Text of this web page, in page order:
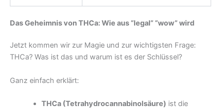
Das Geheimnis von THCa: Wie aus “legal” “wow” wird
Jetzt kommen wir zur Magie und zur wichtigsten Frage:
THCa? Was ist das und warum ist es der Schlüssel?
Ganz einfach erklärt:
THCa (Tetrahydrocannabinolsäure) ist die